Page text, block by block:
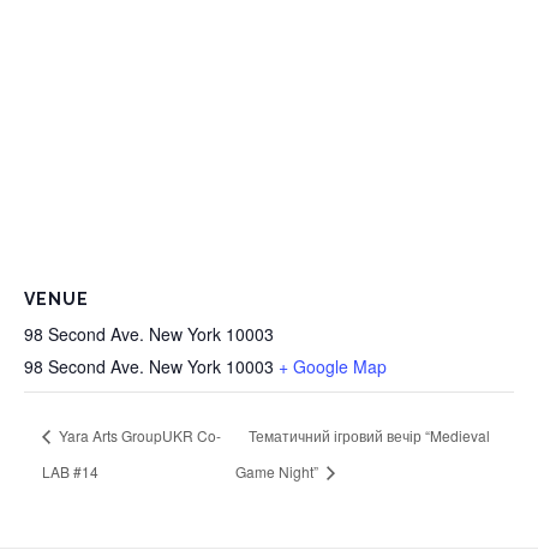
VENUE
98 Second Ave. New York 10003
98 Second Ave. New York 10003 + Google Map
Yara Arts GroupUKR Co-
LAB #14
Тематичний ігровий вечір “Medieval
Game Night”